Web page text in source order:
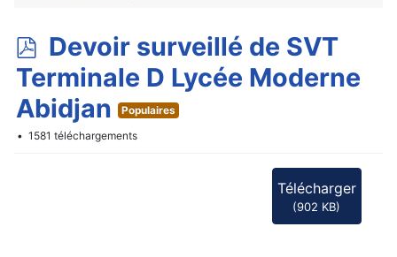
p
d
f
Devoir surveillé de SVT
Terminale D Lycée Moderne
Abidjan
Populaires
1581 téléchargements
Télécharger
(902 KB)